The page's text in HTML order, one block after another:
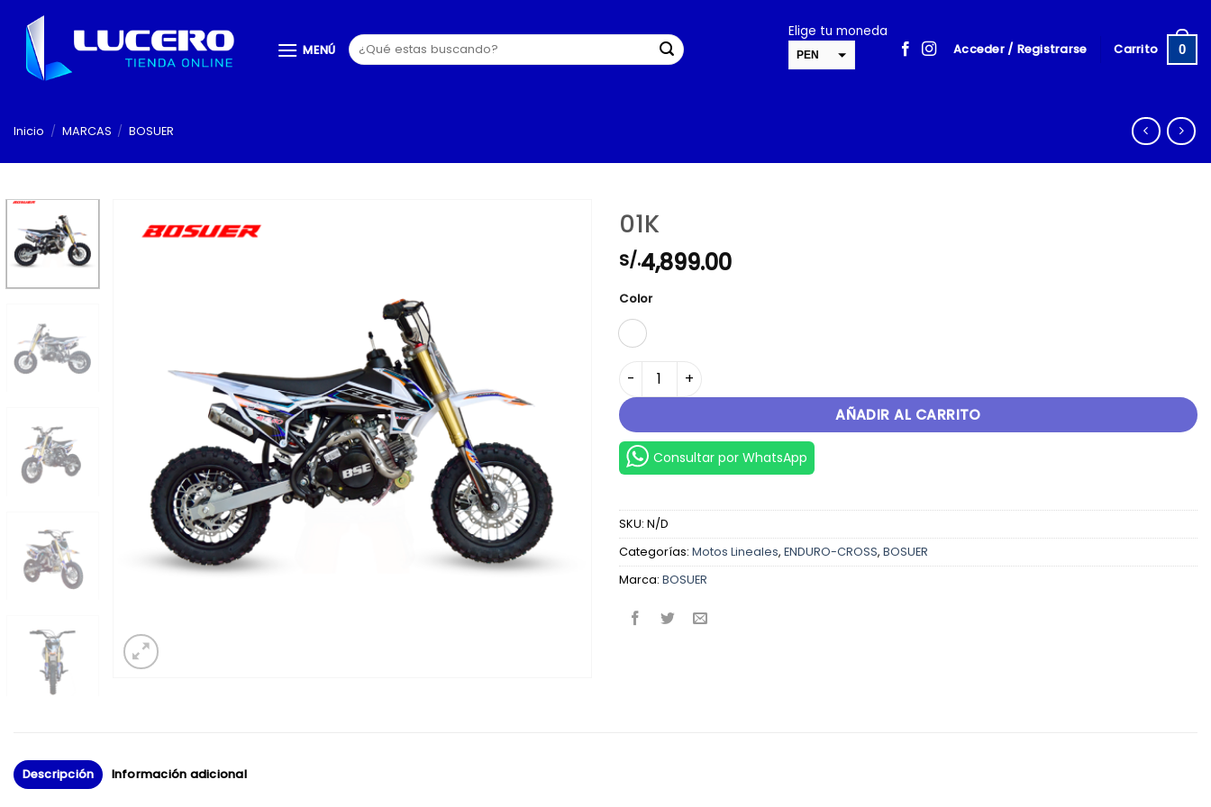
contenido
MENÚ
Buscar
por:
Elige tu moneda
PEN Acceder / Registrarse Carrito 0
Inicio / MARCAS / BOSUER
01K
S/.4,899.00
Color
01K cantidad
AÑADIR AL CARRITO
Consultar por WhatsApp
SKU: N/D
Categorías: Motos Lineales, ENDURO-CROSS, BOSUER
Marca: BOSUER
Descripción Información adicional